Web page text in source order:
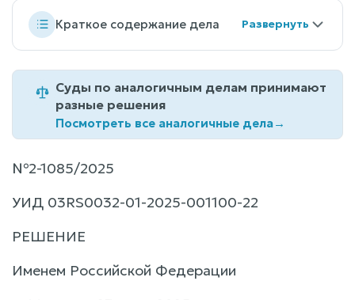
Краткое содержание дела
Суды по аналогичным делам принимают
разные решения
Посмотреть все аналогичные дела→
№2-1085/2025
УИД 03RS0032-01-2025-001100-22
РЕШЕНИЕ
Именем Российской Федерации